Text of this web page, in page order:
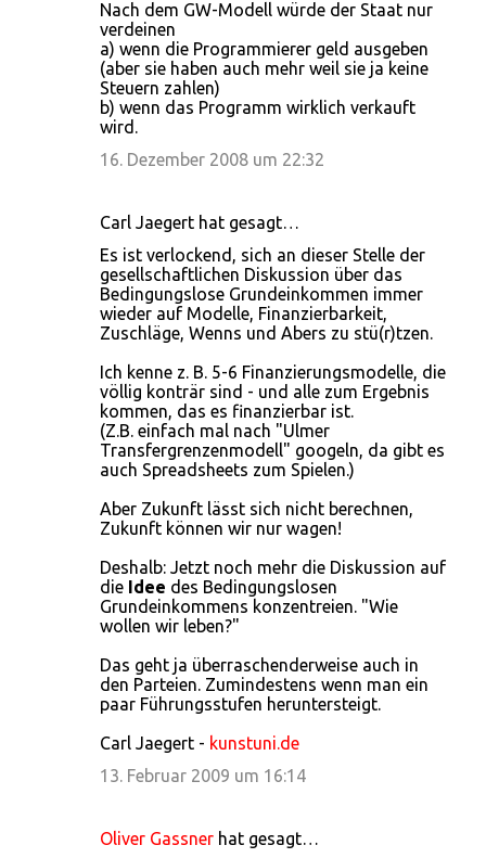
Nach dem GW-Modell würde der Staat nur
verdeinen
a) wenn die Programmierer geld ausgeben
(aber sie haben auch mehr weil sie ja keine
Steuern zahlen)
b) wenn das Programm wirklich verkauft
wird.
16. Dezember 2008 um 22:32
Carl Jaegert hat gesagt…
Es ist verlockend, sich an dieser Stelle der
gesellschaftlichen Diskussion über das
Bedingungslose Grundeinkommen immer
wieder auf Modelle, Finanzierbarkeit,
Zuschläge, Wenns und Abers zu stü(r)tzen.
Ich kenne z. B. 5-6 Finanzierungsmodelle, die
völlig konträr sind - und alle zum Ergebnis
kommen, das es finanzierbar ist.
(Z.B. einfach mal nach "Ulmer
Transfergrenzenmodell" googeln, da gibt es
auch Spreadsheets zum Spielen.)
Aber Zukunft lässt sich nicht berechnen,
Zukunft können wir nur wagen!
Deshalb: Jetzt noch mehr die Diskussion auf
die Idee des Bedingungslosen
Grundeinkommens konzentreien. "Wie
wollen wir leben?"
Das geht ja überraschenderweise auch in
den Parteien. Zumindestens wenn man ein
paar Führungsstufen heruntersteigt.
Carl Jaegert - kunstuni.de
13. Februar 2009 um 16:14
Oliver Gassner hat gesagt…